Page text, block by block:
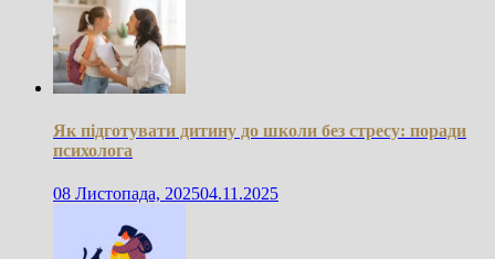
Як підготувати дитину до школи без стресу: поради
психолога
08 Листопада, 202504.11.2025